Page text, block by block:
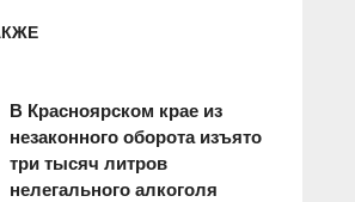
В Красноярском крае из
незаконного оборота изъято
три тысяч литров
нелегального алкоголя